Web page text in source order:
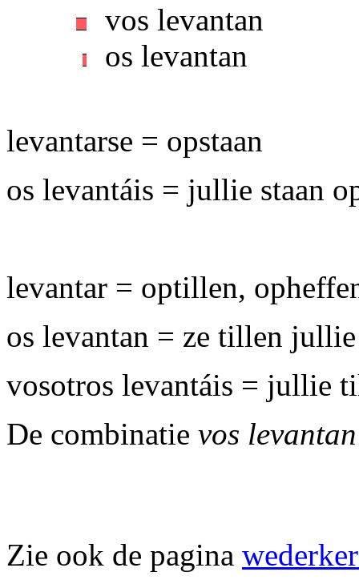
vos levantan
os levantan
levantarse = opstaan
os levantáis = jullie staan
levantar = optillen,
os levantan = ze tillen
vosotros levantáis = jullie
De combinatie vos
Zie ook de pagina